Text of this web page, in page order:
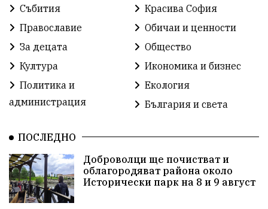
българската общност Исторически парк
Доброволци Слатина
Икономика Красива България измама
Европа Актуално Туризъм Бизнес
абсурд Здравословно хранене
Събития
Красива София
Православие
Обичаи и ценности
За децата
Общество
Култура
Икономика и бизнес
Политика и
администрация
Екология
България и света
ПОСЛЕДНО
Доброволци ще почистват и
облагородяват района около
Исторически парк на 8 и 9 август